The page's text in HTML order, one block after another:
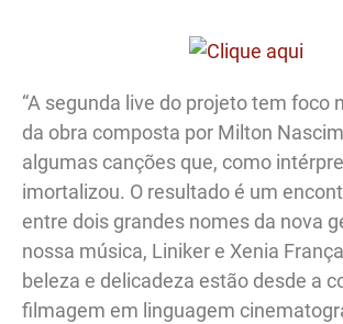
“A segunda live do projeto tem foco
da obra composta por Milton
algumas canções que, como
imortalizou. O resultado é um
entre dois grandes nomes da nova
nossa música, Liniker e Xenia
beleza e delicadeza estão desde a
filmagem em linguagem